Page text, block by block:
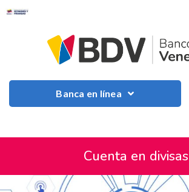
Banca en línea
Cuenta en divisas